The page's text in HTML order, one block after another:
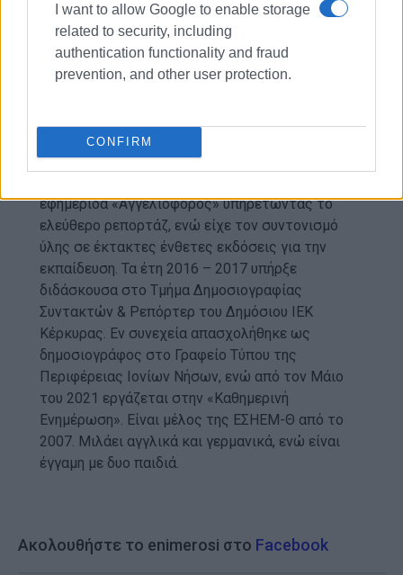
I want to allow Google to enable storage
related to security, including
authentication functionality and fraud
prevention, and other user protection.
CONFIRM
ΜΑΡΙΑ ΜΠΑΖΔΡΙΓΙΑΝΝΗ
Η Μαρία Μπαζδριγιάννη γεννήθηκε και μεγάλωσε
Πανεπιστημίου Θεσσαλονίκης. Εργάστηκε ως
δημοσιογράφος αρχικά σε περιοδικά της
εφημερίδα «Αγγελιοφόρος» υπηρετώντας το
ελεύθερο ρεπορτάζ, ενώ είχε τον συντονισμό
ύλης σε έκτακτες ένθετες εκδόσεις για την
εκπαίδευση. Τα έτη 2016 – 2017 υπήρξε
διδάσκουσα στο Τμήμα Δημοσιογραφίας
Συντακτών & Ρεπόρτερ του Δημόσιου ΙΕΚ
Κέρκυρας. Εν συνεχεία απασχολήθηκε ως
δημοσιογράφος στο Γραφείο Τύπου της
Περιφέρειας Ιονίων Νήσων, ενώ από τον Μάιο
του 2021 εργάζεται στην «Καθημερινή
Ενημέρωση». Είναι μέλος της ΕΣΗΕΜ-Θ από το
2007. Μιλάει αγγλικά και γερμανικά, ενώ είναι
έγγαμη με δυο παιδιά.
Ακολουθήστε το enimerosi στο Facebook